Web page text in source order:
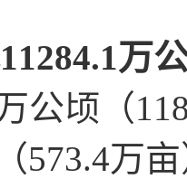
万
公顷（
573.4万